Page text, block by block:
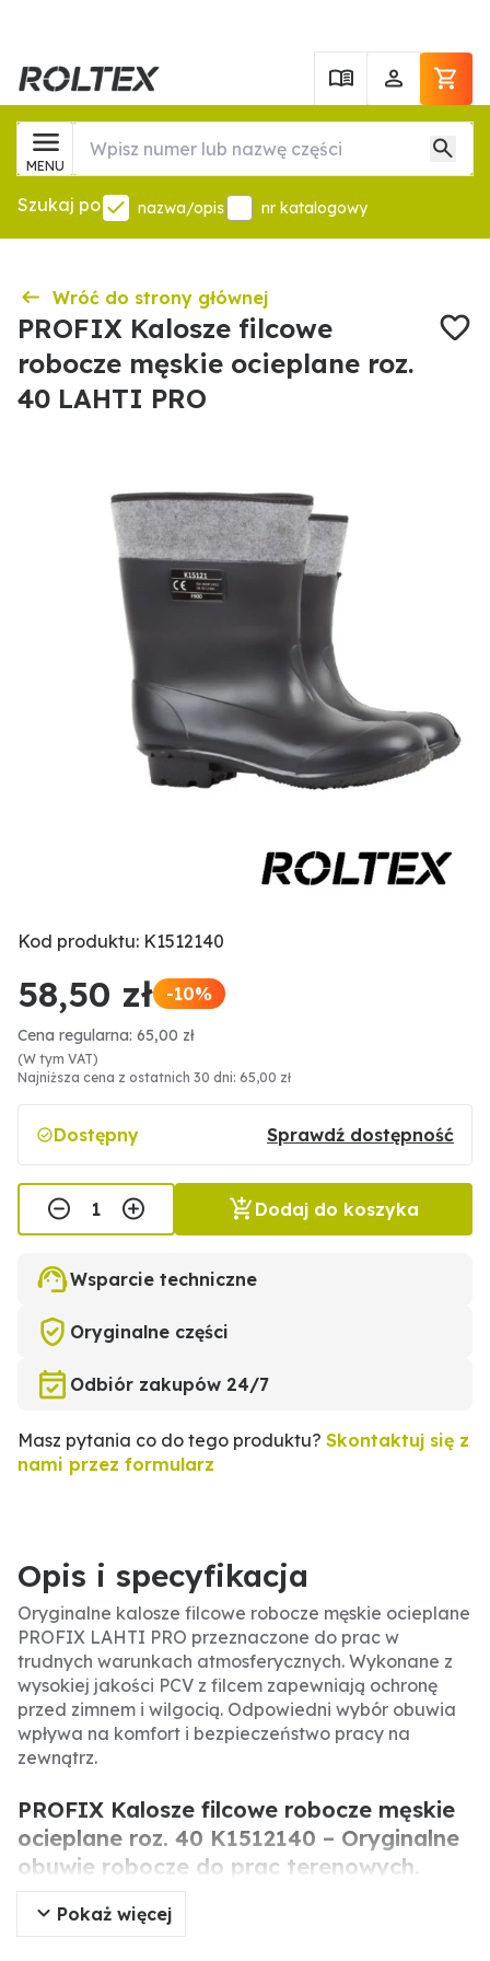
MENU
Szukaj po nazwa/opis nr katalogowy
Wróć do strony głównej
PROFIX Kalosze filcowe
robocze męskie ocieplane roz.
40 LAHTI PRO
Kod produktu: K1512140
58,50 zł -10%
Cena regularna: 65,00 zł
(W tym VAT)
Najniższa cena z ostatnich 30 dni: 65,00 zł
Dostępny Sprawdź dostępność
Dodaj do koszyka
Wsparcie techniczne
Oryginalne części
Odbiór zakupów 24/7
Masz pytania co do tego produktu? Skontaktuj się z
nami przez formularz
Opis i specyfikacja
Oryginalne kalosze filcowe robocze męskie ocieplane
PROFIX LAHTI PRO przeznaczone do prac w
trudnych warunkach atmosferycznych. Wykonane z
wysokiej jakości PCV z filcem zapewniają ochronę
przed zimnem i wilgocią. Odpowiedni wybór obuwia
wpływa na komfort i bezpieczeństwo pracy na
zewnątrz.
PROFIX Kalosze filcowe robocze męskie
ocieplane roz. 40 K1512140 – Oryginalne
obuwie robocze do prac terenowych.
Oryginalne kalosze filcowe robocze męskie ocieplane
marki PROFIX LAHTI PRO to wysokiej jakości obuwie
Pokaż więcej